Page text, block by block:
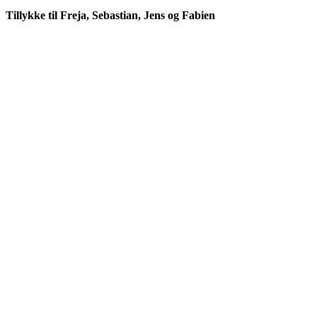
Tillykke til Freja, Sebastian, Jens og Fabien